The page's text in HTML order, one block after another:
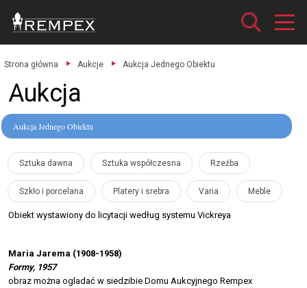
Strona główna Aukcje Aukcja Jednego Obiektu
Aukcja
Aukcja Jednego Obiektu
Sztuka dawna Sztuka współczesna Rzeźba
Szkło i porcelana Platery i srebra Varia Meble
Obiekt wystawiony do licytacji według systemu Vickreya
Maria Jarema (1908-1958)
Formy, 1957
obraz można ogladać w siedzibie Domu Aukcyjnego Rempex